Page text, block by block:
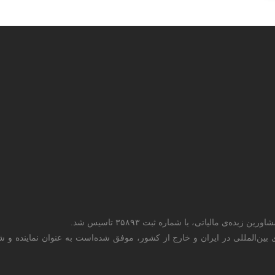
بین‌المللی در ایران و خارج از کشور، موفق شده‌است به عنوان نماینده